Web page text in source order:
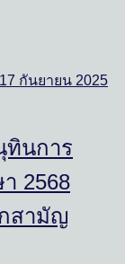
17 กันยายน 2025
ทินการ
2568
สามัญ